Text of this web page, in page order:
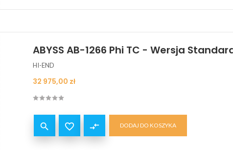
ABYSS AB-1266 Phi TC - Wersja
HI-END
Cena
32 975,00 zł
  compare_arrows DODAJ DO KOSZYKA